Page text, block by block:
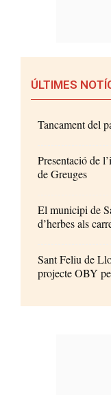
ÚLTIMES
Tancament del
Presentació de
de Greuges
El municipi de
d’herbes als
Sant Feliu de
projecte OBY